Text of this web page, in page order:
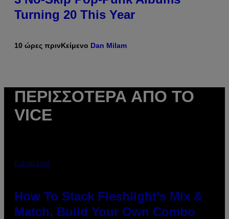
Turning 20 This Year
10 ώρες πρινΚείμενο Dan Milam
ΠΕΡΙΣΣΌΤΕΡΑ ΑΠΌ ΤΟ
VICE
FLESHLIGHT
How To Stack Fleshlight’s Mix &
Match, Build Your Own Combo